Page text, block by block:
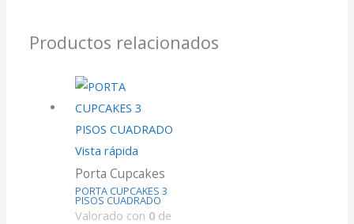
Productos relacionados
Vista rápida
Porta Cupcakes
PORTA CUPCAKES 3
PISOS CUADRADO
Valorado con 0 de